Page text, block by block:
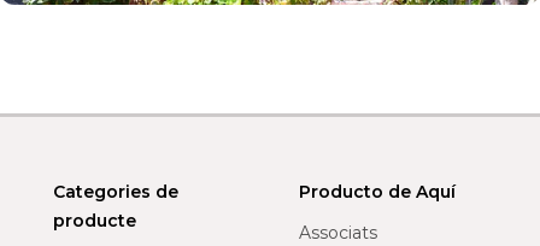
Categories de
producte
Producto de Aquí
Associats